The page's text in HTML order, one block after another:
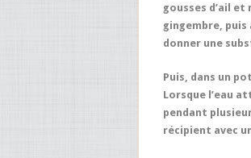
gousses d’ail
gingembre,
donner une
Puis, dans un
Lorsque l’eau
pendant
récipient avec